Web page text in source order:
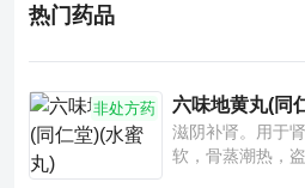
热门药品
非处方药 六味地黄丸(同
滋阴补肾。用于
软，骨蒸潮热，盗